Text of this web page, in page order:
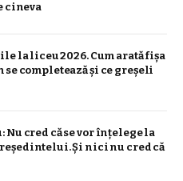
cineva
la liceu 2026. Cum arată fișa
se completează și ce greșeli
Nu cred că se vor înţelege la
Şi nici nu cred că